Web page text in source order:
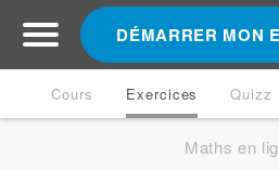
DÉMARRER MON
Cours Exercices Quizz
Maths en